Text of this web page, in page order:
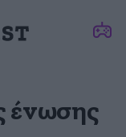
ένωσης